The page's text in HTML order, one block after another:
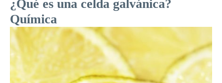
¿Qué es una celda galvánica?
Química